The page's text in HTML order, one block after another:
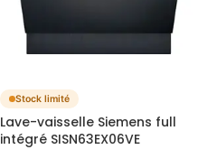
Stock limité
Lave-vaisselle Siemens full
intégré SISN63EX06VE